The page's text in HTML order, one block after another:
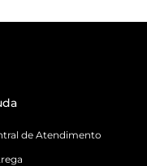
de Atendimento